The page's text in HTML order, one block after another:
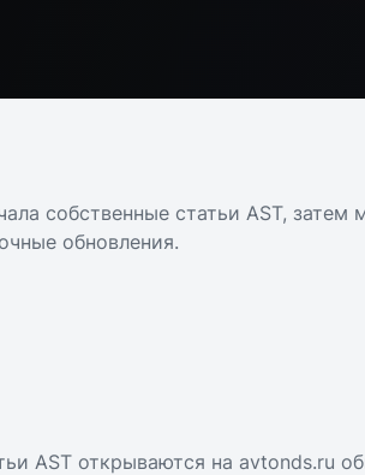
собственные статьи AST, затем
обновления.
AST открываются на avtonds.ru